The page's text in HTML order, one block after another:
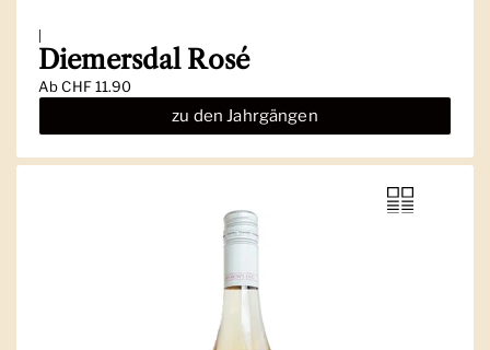
Diemersdal Rosé
AbCHF 11.90
zu den Jahrgängen